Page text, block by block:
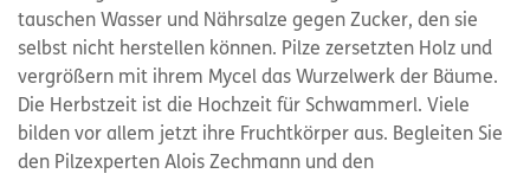
tauschen Wasser und Nährsalze gegen Zucker, den sie
selbst nicht herstellen können. Pilze zersetzten Holz und
vergrößern mit ihrem Mycel das Wurzelwerk der Bäume.
Die Herbstzeit ist die Hochzeit für Schwammerl. Viele
bilden vor allem jetzt ihre Fruchtkörper aus. Begleiten Sie
den Pilzexperten Alois Zechmann und den